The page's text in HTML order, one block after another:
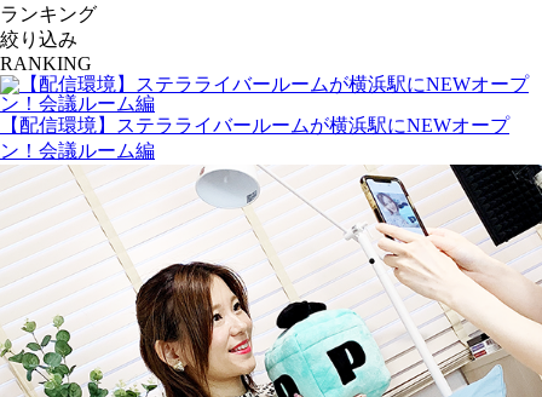
ランキング
絞り込み
RANKING
【配信環境】ステラライバールームが横浜駅にNEWオープ
ン！会議ルーム編